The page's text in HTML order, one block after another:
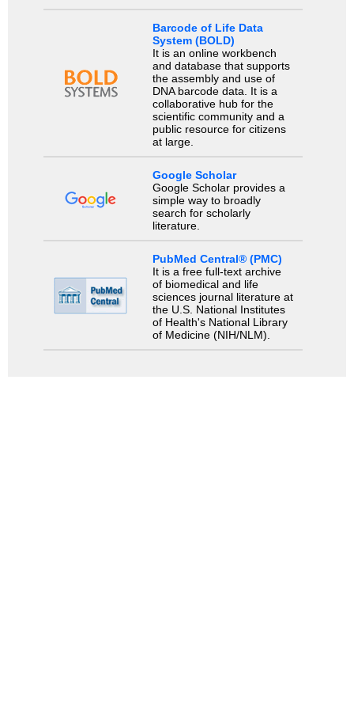
Barcode of Life Data
System (BOLD)
It is an online workbench
and database that supports
the assembly and use of
DNA barcode data. It is a
collaborative hub for the
scientific community and a
public resource for citizens
at large.
Google Scholar
Google Scholar provides a
simple way to broadly
search for scholarly
literature.
PubMed Central® (PMC)
It is a free full-text archive
of biomedical and life
sciences journal literature at
the U.S. National Institutes
of Health's National Library
of Medicine (NIH/NLM).